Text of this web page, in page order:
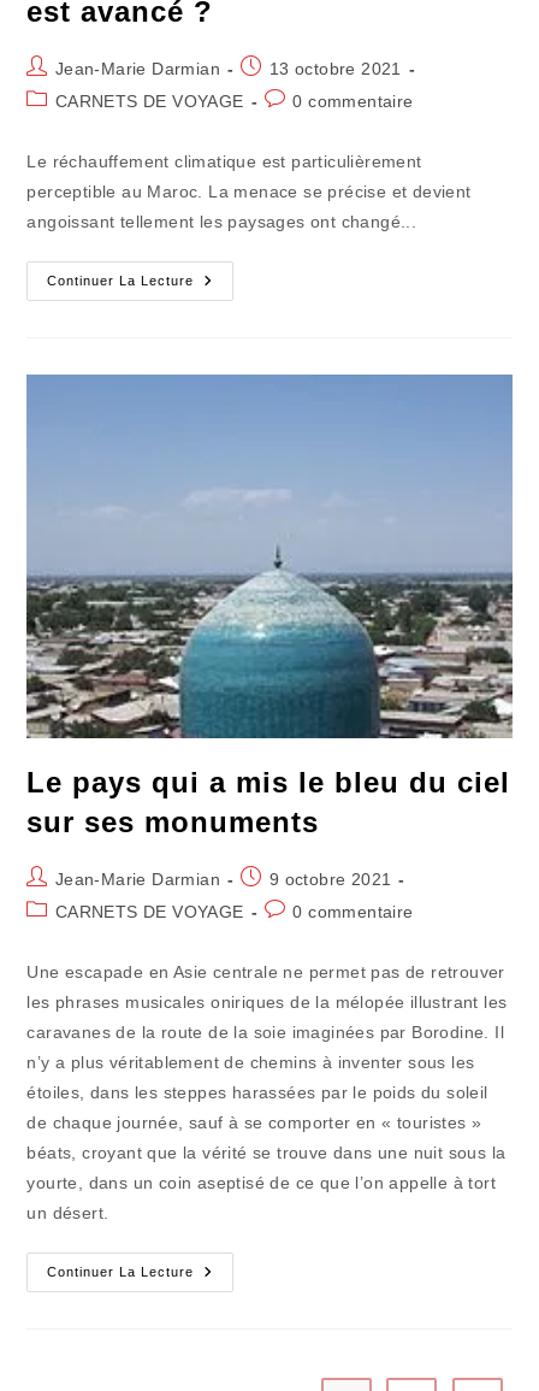
est avancé ?
Auteur/autrice
de
Jean-Marie Darmian
Publication
publiée :
13 octobre 2021
PostCARNETS DE VOYAGE
Commentaires
publication :
0 commentaire
Le réchauffement climatique est particulièrement
perceptible au Maroc. La menace se précise et devient
angoissant tellement les paysages ont changé...
Continuer La Lecture
Vous
Prendrez
Le pays qui a mis le bleu du ciel
sur ses monuments
Auteur/autrice
de
Jean-Marie Darmian
Publication
publiée :
9 octobre 2021
PostCARNETS DE VOYAGE
Commentaires
publication :
0 commentaire
Une escapade en Asie centrale ne permet pas de retrouver
les phrases musicales oniriques de la mélopée illustrant les
caravanes de la route de la soie imaginées par Borodine. Il
n’y a plus véritablement de chemins à inventer sous les
étoiles, dans les steppes harassées par le poids du soleil
de chaque journée, sauf à se comporter en « touristes »
béats, croyant que la vérité se trouve dans une nuit sous la
yourte, dans un coin aseptisé de ce que l’on appelle à tort
un désert.
Continuer La Lecture
Le
Pays